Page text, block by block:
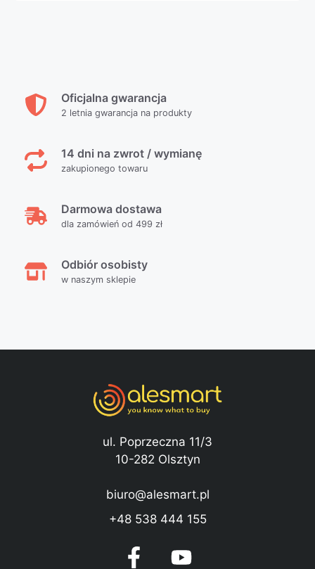
Oficjalna gwarancja
2 letnia gwarancja na produkty
14 dni na zwrot / wymianę
zakupionego towaru
Darmowa dostawa
dla zamówień od 499 zł
Odbiór osobisty
w naszym sklepie
ul. Poprzeczna 11/3
10-282 Olsztyn
biuro@alesmart.pl
+48 538 444 155